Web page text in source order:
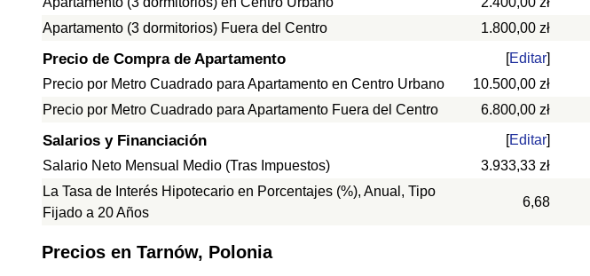
Apartamento (3 dormitorios) Fuera del Centro
1.800,00 zł
Precio de Compra de Apartamento [Editar]
Precio por Metro Cuadrado para Apartamento en Centro Urbano
10.500,00 zł
Precio por Metro Cuadrado para Apartamento Fuera del Centro
6.800,00 zł
Salarios y Financiación [Editar]
Salario Neto Mensual Medio (Tras Impuestos)
3.933,33 zł
La Tasa de Interés Hipotecario en Porcentajes (%), Anual, Tipo
Fijado a 20 Años
6,68
Precios en Tarnów, Polonia